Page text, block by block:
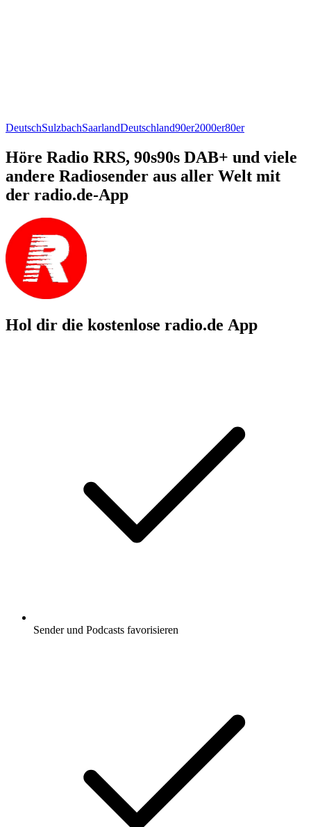
DeutschSulzbachSaarlandDeutschland90er2000er80er
Höre Radio RRS, 90s90s DAB+ und viele
andere Radiosender aus aller Welt mit
der radio.de-App
Hol dir die kostenlose radio.de App
Sender und Podcasts favorisieren